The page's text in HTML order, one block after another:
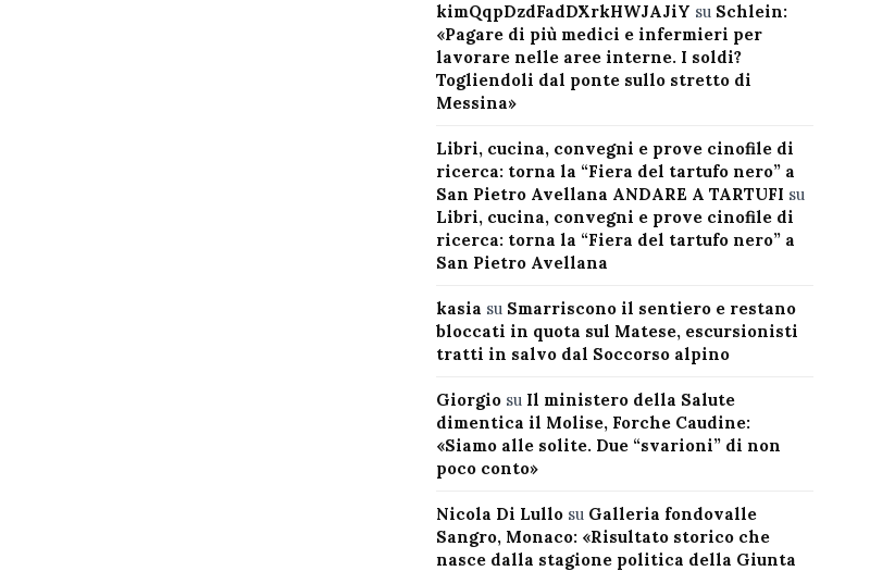
kimQqpDzdFadDXrkHWJAJiY su Schlein:
«Pagare di più medici e infermieri per
lavorare nelle aree interne. I soldi?
Togliendoli dal ponte sullo stretto di
Messina»
Libri, cucina, convegni e prove cinofile di
ricerca: torna la “Fiera del tartufo nero” a
San Pietro Avellana ANDARE A TARTUFI su
Libri, cucina, convegni e prove cinofile di
ricerca: torna la “Fiera del tartufo nero” a
San Pietro Avellana
kasia su Smarriscono il sentiero e restano
bloccati in quota sul Matese, escursionisti
tratti in salvo dal Soccorso alpino
Giorgiosu Il ministero della Salute
dimentica il Molise, Forche Caudine:
«Siamo alle solite. Due “svarioni” di non
poco conto»
Nicola Di Lullosu Galleria fondovalle
Sangro, Monaco: «Risultato storico che
nasce dalla stagione politica della Giunta